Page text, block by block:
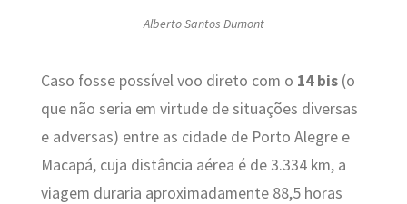
Alberto Santos Dumont
Caso fosse possível voo direto com o 14 bis(o
que não seria em virtude de situações diversas
e adversas) entre as cidade de Porto Alegre e
Macapá, cuja distância aérea é de 3.334 km, a
viagem duraria aproximadamente 88,5 horas